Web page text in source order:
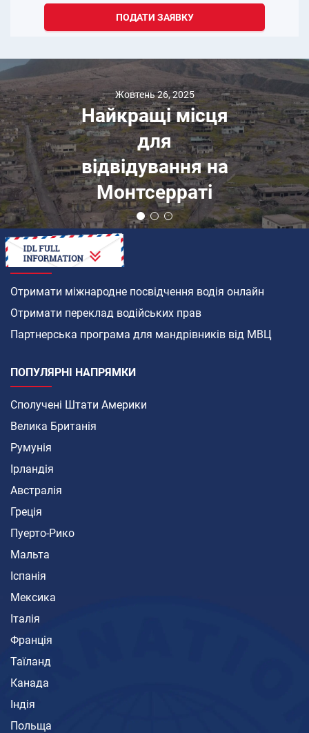
ПОДАТИ ЗАЯВКУ
Жовтень 26, 2025
Найкращі місця
для
відвідування на
Монтсерраті
ЯК
Отримати міжнародне посвідчення водія онлайн
Отримати переклад водійських прав
Партнерська програма для мандрівників від МВЦ
ПОПУЛЯРНІ НАПРЯМКИ
Сполучені Штати Америки
Велика Британія
Румунія
Ірландія
Австралія
Греція
Пуерто-Рико
Мальта
Іспанія
Мексика
Італія
Франція
Таїланд
Канада
Індія
Польща